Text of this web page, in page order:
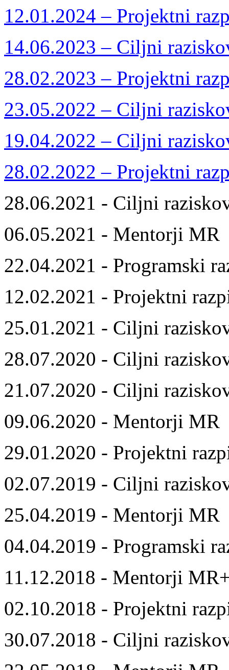
12.01.2024 – Projektni
14.06.2023 – Ciljni
28.02.2023 – Projektni
23.05.2022 – Ciljni
19.04.2022 – Ciljni
28.02.2022 – Projektni
28.06.2021 - Ciljni
06.05.2021 - Mentorji MR
22.04.2021 - Programski
12.02.2021 - Projektni
25.01.2021 - Ciljni
28.07.2020 - Ciljni
21.07.2020 - Ciljni
09.06.2020 - Mentorji MR
29.01.2020 - Projektni
02.07.2019 - Ciljni
25.04.2019 - Mentorji MR
04.04.2019 - Programski
11.12.2018 - Mentorji
02.10.2018 - Projektni
30.07.2018 - Ciljni